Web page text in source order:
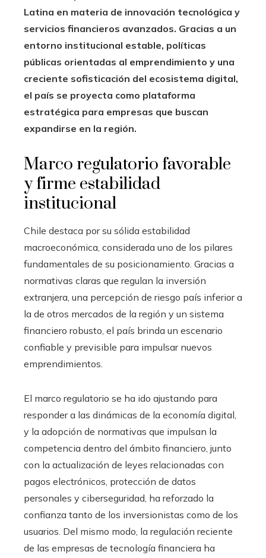
Latina en materia de innovación tecnológica y
servicios financieros avanzados. Gracias a un
entorno institucional estable, políticas
públicas orientadas al emprendimiento y una
creciente sofisticación del ecosistema digital,
el país se proyecta como plataforma
estratégica para empresas que buscan
expandirse en la región.
Marco regulatorio favorable
y firme estabilidad
institucional
Chile destaca por su sólida estabilidad
macroeconómica, considerada uno de los pilares
fundamentales de su posicionamiento. Gracias a
normativas claras que regulan la inversión
extranjera, una percepción de riesgo país inferior a
la de otros mercados de la región y un sistema
financiero robusto, el país brinda un escenario
confiable y previsible para impulsar nuevos
emprendimientos.
El marco regulatorio se ha ido ajustando para
responder a las dinámicas de la economía digital,
y la adopción de normativas que impulsan la
competencia dentro del ámbito financiero, junto
con la actualización de leyes relacionadas con
pagos electrónicos, protección de datos
personales y ciberseguridad, ha reforzado la
confianza tanto de los inversionistas como de los
usuarios. Del mismo modo, la regulación reciente
de las empresas de tecnología financiera ha